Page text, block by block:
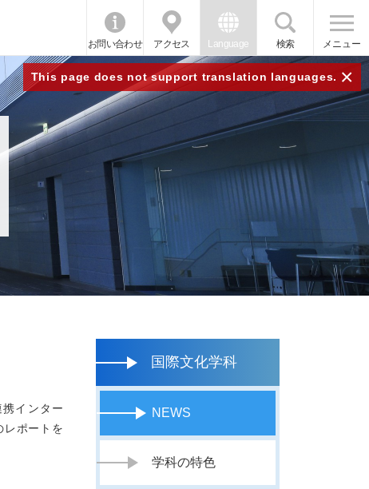
お問い合わせ アクセス Language 検索 メニュー
This page does not support translation languages. ×
インター
ポートを
国際文化学科
NEWS
学科の特色